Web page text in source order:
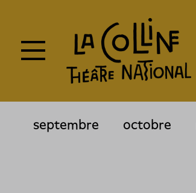
principal
septembre octobre